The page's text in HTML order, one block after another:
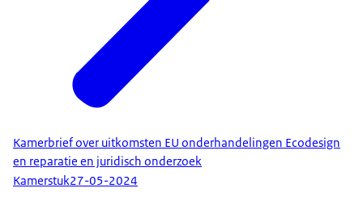
Kamerbrief over uitkomsten EU onderhandelingen Ecodesign
en reparatie en juridisch onderzoek
Kamerstuk27-05-2024